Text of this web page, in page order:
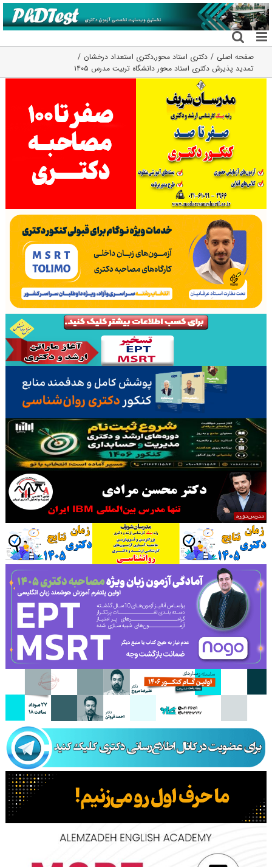
رفتن
به
محتوا
صفحه اصلی دکتری استاد محور,دکتری استعداد درخشان
تمدید پذیرش دکتری استاد محور دانشگاه تربیت مدرس ۱۴۰۵